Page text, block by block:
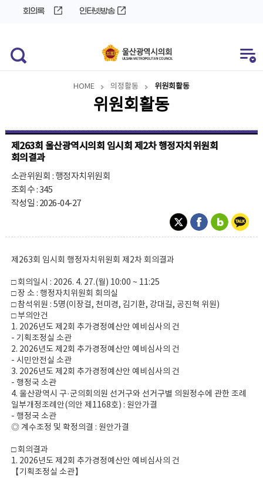
회의록 인터넷방송
HOME 의정활동 위원회활동
위원회활동
제263회 울산광역시의회 임시회 제2차 행정자치위원회
회의결과
소관위원회 : 행정자치위원회
조회수 : 345
작성일 : 2026-04-27
제263회 임시회 행정자치위원회 제2차 회의결과
□ 회의일시 : 2026. 4. 27.(월) 10:00 ~ 11:25
□ 장 소 : 행정자치위원회 회의실
□ 참석위원 : 5명(이장걸, 천미경, 김기환, 강대길, 공진혁 위원)
□ 부의안건
1. 2026년도 제2회 추가경정예산안 예비심사의 건
- 기획조정실 소관
2. 2026년도 제2회 추가경정예산안 예비심사의 건
- 시민안전실 소관
3. 2026년도 제2회 추가경정예산안 예비심사의 건
- 행정국 소관
4. 울산광역시 구·군의회의원 선거구와 선거구별 의원정수에 관한 조례
일부개정조례안(의안 제1168호) : 원안가결
- 행정국 소관
◎ 계수조정 및 확정의결 : 원안가결
□ 회의결과
1. 2026년도 제2회 추가경정예산안 예비심사의 건
【기획조정실 소관】